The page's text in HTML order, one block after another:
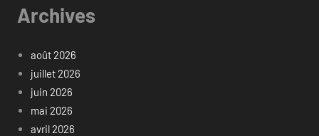
Archives
août 2026
juillet 2026
juin 2026
mai 2026
avril 2026